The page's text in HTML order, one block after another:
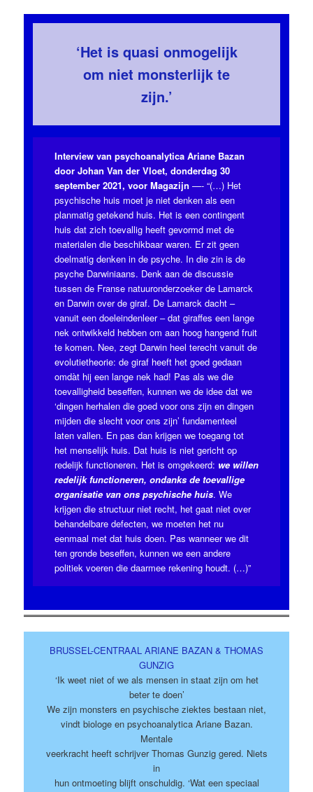
‘Het is quasi onmogelijk
om niet monsterlijk te
zijn.’
Interview van psychoanalytica Ariane Bazan
door Johan Van der Vloet, donderdag 30
september 2021, voor Magazijn —- “(…) Het
psychische huis moet je niet denken als een
planmatig getekend huis. Het is een contingent
huis dat zich toevallig heeft gevormd met de
materialen die beschikbaar waren. Er zit geen
doelmatig denken in de psyche. In die zin is de
psyche Darwiniaans. Denk aan de discussie
tussen de Franse natuuronderzoeker de Lamarck
en Darwin over de giraf. De Lamarck dacht –
vanuit een doeleindenleer – dat giraffes een lange
nek ontwikkeld hebben om aan hoog hangend fruit
te komen. Nee, zegt Darwin heel terecht vanuit de
evolutietheorie: de giraf heeft het goed gedaan
omdàt hij een lange nek had! Pas als we die
toevalligheid beseffen, kunnen we de idee dat we
‘dingen herhalen die goed voor ons zijn en dingen
mijden die slecht voor ons zijn’ fundamenteel
laten vallen. En pas dan krijgen we toegang tot
het menselijk huis. Dat huis is niet gericht op
redelijk functioneren. Het is omgekeerd: we willen
redelijk functioneren, ondanks de toevallige
organisatie van ons psychische huis. We
krijgen die structuur niet recht, het gaat niet over
behandelbare defecten, we moeten het nu
eenmaal met dat huis doen. Pas wanneer we dit
ten gronde beseffen, kunnen we een andere
politiek voeren die daarmee rekening houdt. (…)”
BRUSSEL-CENTRAAL ARIANE BAZAN & THOMAS
GUNZIG
‘Ik weet niet of we als mensen in staat zijn om het
beter te doen’
We zijn monsters en psychische ziektes bestaan niet,
vindt biologe en psychoanalytica Ariane Bazan.
Mentale
veerkracht heeft schrijver Thomas Gunzig gered. Niets
in
hun ontmoeting blijft onschuldig. ‘Wat een speciaal